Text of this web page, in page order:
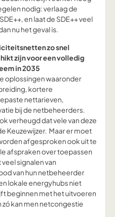
nodig: verlaag de
en laat de SDE++ veel
nu het geval is.
zo snel
zijn voor een volledig
in 2035
oplossingen waaronder
kortere
nettarieven,
bij de netbeheerders.
verheugd dat vele van deze
Keuzewijzer. Maar er moet
afgesproken ook uit te
afspraken over toepassen
signalen van
van hun netbeheerder
lokale energyhubs niet
beginnen met het uitvoeren
zó kan men netcongestie